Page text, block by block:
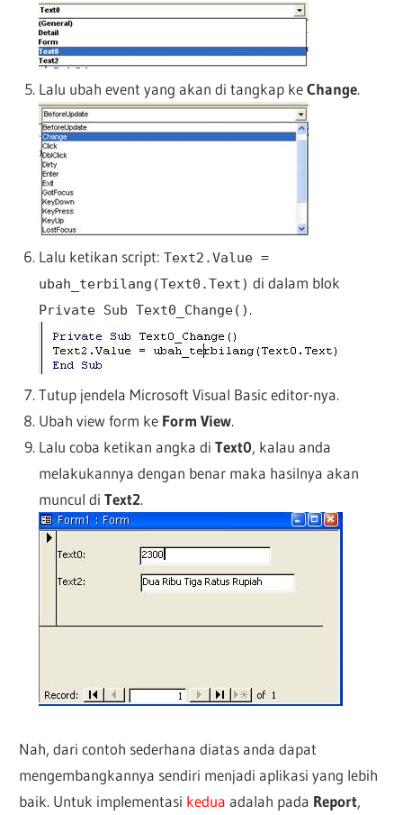
Lalu ubah event yang akan di tangkap keChange.
Lalu ketikan script: Text2.Value =
ubah_terbilang(Text0.Text) di dalam blok
Private Sub Text0_Change() .
Tutup jendela Microsoft Visual Basic editor-nya.
Ubah view form ke Form View.
Lalu coba ketikan angka di Text0, kalau anda
melakukannya dengan benar maka hasilnya akan
muncul di Text2.
Nah, dari contoh sederhana diatas anda dapat
mengembangkannya sendiri menjadi aplikasi yang lebih
baik. Untuk implementasi kedua adalah pada Report,